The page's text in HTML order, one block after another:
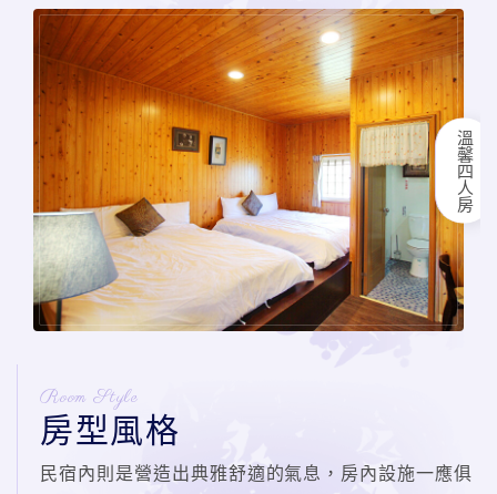
溫馨四人房
Room Style
房型風格
民宿內則是營造出典雅舒適的氣息，房內設施一應俱